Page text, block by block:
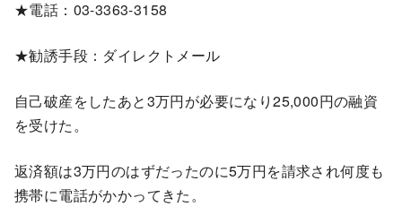
★電話：03-3363-3158
★勧誘手段：ダイレクトメール
自己破産をしたあと3万円が必要になり25,000円の融資
を受けた。
返済額は3万円のはずだったのに5万円を請求され何度も
携帯に電話がかかってきた。